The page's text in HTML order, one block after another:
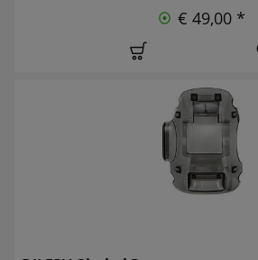
€ 49,00 *